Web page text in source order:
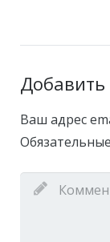
Ваш адрес